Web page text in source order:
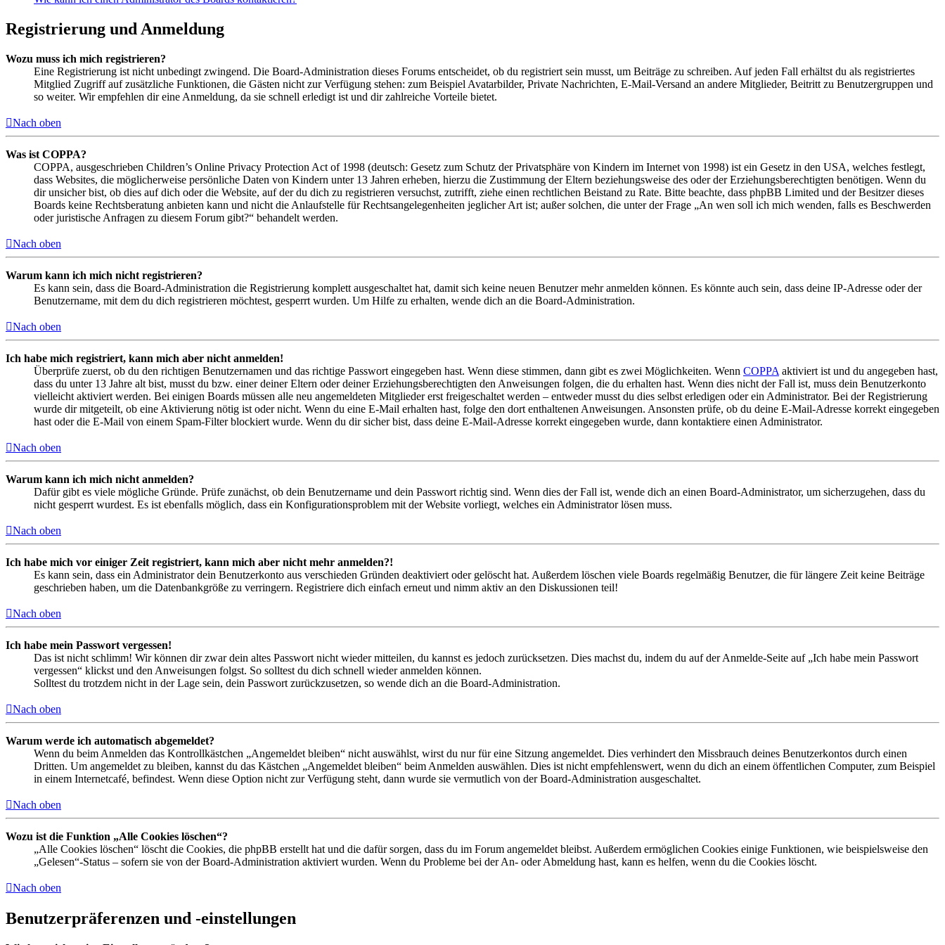
Registrierung und Anmeldung
Wozu muss ich mich registrieren?
Eine Registrierung ist nicht unbedingt zwingend. Die Board-Administration dieses Forums entscheidet, ob du registriert sein musst, um Beiträge zu schreiben. Auf jeden Fall erhältst du als registriertes
Mitglied Zugriff auf zusätzliche Funktionen, die Gästen nicht zur Verfügung stehen: zum Beispiel Avatarbilder, Private Nachrichten, E-Mail-Versand an andere Mitglieder, Beitritt zu Benutzergruppen und
so weiter. Wir empfehlen dir eine Anmeldung, da sie schnell erledigt ist und dir zahlreiche Vorteile bietet.
Nach oben
Was ist COPPA?
COPPA, ausgeschrieben Children’s Online Privacy Protection Act of 1998 (deutsch: Gesetz zum Schutz der Privatsphäre von Kindern im Internet von 1998) ist ein Gesetz in den USA, welches festlegt,
dass Websites, die möglicherweise persönliche Daten von Kindern unter 13 Jahren erheben, hierzu die Zustimmung der Eltern beziehungsweise des oder der Erziehungsberechtigten benötigen. Wenn du
dir unsicher bist, ob dies auf dich oder die Website, auf der du dich zu registrieren versuchst, zutrifft, ziehe einen rechtlichen Beistand zu Rate. Bitte beachte, dass phpBB Limited und der Besitzer dieses
Boards keine Rechtsberatung anbieten kann und nicht die Anlaufstelle für Rechtsangelegenheiten jeglicher Art ist; außer solchen, die unter der Frage „An wen soll ich mich wenden, falls es Beschwerden
oder juristische Anfragen zu diesem Forum gibt?“ behandelt werden.
Nach oben
Warum kann ich mich nicht registrieren?
Es kann sein, dass die Board-Administration die Registrierung komplett ausgeschaltet hat, damit sich keine neuen Benutzer mehr anmelden können. Es könnte auch sein, dass deine IP-Adresse oder der
Benutzername, mit dem du dich registrieren möchtest, gesperrt wurden. Um Hilfe zu erhalten, wende dich an die Board-Administration.
Nach oben
Ich habe mich registriert, kann mich aber nicht anmelden!
Überprüfe zuerst, ob du den richtigen Benutzernamen und das richtige Passwort eingegeben hast. Wenn diese stimmen, dann gibt es zwei Möglichkeiten. Wenn COPPA aktiviert ist und du angegeben hast,
dass du unter 13 Jahre alt bist, musst du bzw. einer deiner Eltern oder deiner Erziehungsberechtigten den Anweisungen folgen, die du erhalten hast. Wenn dies nicht der Fall ist, muss dein Benutzerkonto
vielleicht aktiviert werden. Bei einigen Boards müssen alle neu angemeldeten Mitglieder erst freigeschaltet werden – entweder musst du dies selbst erledigen oder ein Administrator. Bei der Registrierung
wurde dir mitgeteilt, ob eine Aktivierung nötig ist oder nicht. Wenn du eine E-Mail erhalten hast, folge den dort enthaltenen Anweisungen. Ansonsten prüfe, ob du deine E-Mail-Adresse korrekt eingegeben
hast oder die E-Mail von einem Spam-Filter blockiert wurde. Wenn du dir sicher bist, dass deine E-Mail-Adresse korrekt eingegeben wurde, dann kontaktiere einen Administrator.
Nach oben
Warum kann ich mich nicht anmelden?
Dafür gibt es viele mögliche Gründe. Prüfe zunächst, ob dein Benutzername und dein Passwort richtig sind. Wenn dies der Fall ist, wende dich an einen Board-Administrator, um sicherzugehen, dass du
nicht gesperrt wurdest. Es ist ebenfalls möglich, dass ein Konfigurationsproblem mit der Website vorliegt, welches ein Administrator lösen muss.
Nach oben
Ich habe mich vor einiger Zeit registriert, kann mich aber nicht mehr anmelden?!
Es kann sein, dass ein Administrator dein Benutzerkonto aus verschieden Gründen deaktiviert oder gelöscht hat. Außerdem löschen viele Boards regelmäßig Benutzer, die für längere Zeit keine Beiträge
geschrieben haben, um die Datenbankgröße zu verringern. Registriere dich einfach erneut und nimm aktiv an den Diskussionen teil!
Nach oben
Ich habe mein Passwort vergessen!
Das ist nicht schlimm! Wir können dir zwar dein altes Passwort nicht wieder mitteilen, du kannst es jedoch zurücksetzen. Dies machst du, indem du auf der Anmelde-Seite auf „Ich habe mein Passwort
vergessen“ klickst und den Anweisungen folgst. So solltest du dich schnell wieder anmelden können.
Solltest du trotzdem nicht in der Lage sein, dein Passwort zurückzusetzen, so wende dich an die Board-Administration.
Nach oben
Warum werde ich automatisch abgemeldet?
Wenn du beim Anmelden das Kontrollkästchen „Angemeldet bleiben“ nicht auswählst, wirst du nur für eine Sitzung angemeldet. Dies verhindert den Missbrauch deines Benutzerkontos durch einen
Dritten. Um angemeldet zu bleiben, kannst du das Kästchen „Angemeldet bleiben“ beim Anmelden auswählen. Dies ist nicht empfehlenswert, wenn du dich an einem öffentlichen Computer, zum Beispiel
in einem Internetcafé, befindest. Wenn diese Option nicht zur Verfügung steht, dann wurde sie vermutlich von der Board-Administration ausgeschaltet.
Nach oben
Wozu ist die Funktion „Alle Cookies löschen“?
„Alle Cookies löschen“ löscht die Cookies, die phpBB erstellt hat und die dafür sorgen, dass du im Forum angemeldet bleibst. Außerdem ermöglichen Cookies einige Funktionen, wie beispielsweise den
„Gelesen“-Status – sofern sie von der Board-Administration aktiviert wurden. Wenn du Probleme bei der An- oder Abmeldung hast, kann es helfen, wenn du die Cookies löscht.
Nach oben
Benutzerpräferenzen und -einstellungen